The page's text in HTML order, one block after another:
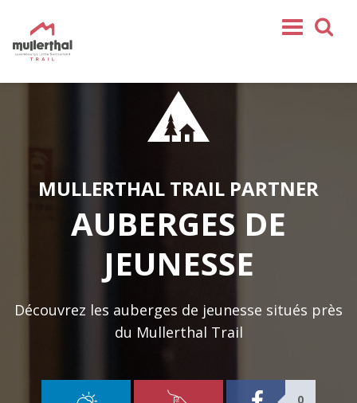
Hôtels
Locations
Auberges de jeunesse
Offices de Tourisme
Restaurants & bars
Home
Tours
MULLERTHAL TRAIL PARTNER
AUBERGES DE
JEUNESSE
Découvrez les auberges de jeunesse situés près
du Mullerthal Trail
0